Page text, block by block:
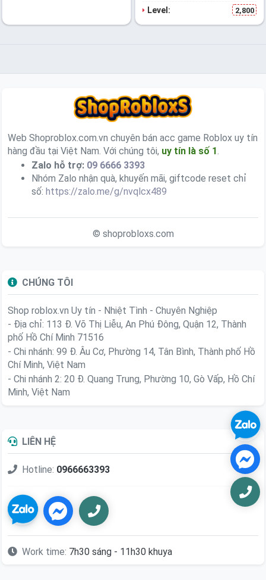
Level: 2,800
Web Shoproblox.com.vn chuyên bán acc game Roblox uy tín
hàng đầu tại Việt Nam. Với chúng tôi, uy tín là số 1.
Zalo hỗ trợ: 09 6666 3393
Nhóm Zalo nhận quà, khuyến mãi, giftcode reset chỉ
số: https://zalo.me/g/nvqlcx489
© shoprobloxs.com
CHÚNG TÔI
Shop roblox.vn Uy tín - Nhiệt Tình - Chuyên Nghiệp
- Địa chỉ: 113 Đ. Võ Thị Liễu, An Phú Đông, Quận 12, Thành
phố Hồ Chí Minh 71516
- Chi nhánh: 99 Đ. Âu Cơ, Phường 14, Tân Bình, Thành phố Hồ
Chí Minh, Việt Nam
- Chi nhánh 2: 20 Đ. Quang Trung, Phường 10, Gò Vấp, Hồ Chí
Minh, Việt Nam
LIÊN HỆ
Hotline: 0966663393
Work time: 7h30 sáng - 11h30 khuya